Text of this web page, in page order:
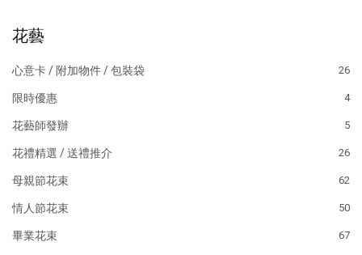
花藝
心意卡 / 附加物件 / 包裝袋 26
限時優惠 4
花藝師發辦 5
花禮精選 / 送禮推介 26
母親節花束 62
情人節花束 50
畢業花束 67